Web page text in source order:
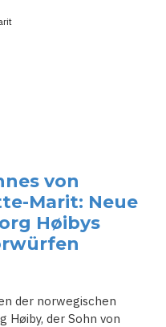
von
Marit: Neue
Høibys
der norwegischen
Høiby, der Sohn von